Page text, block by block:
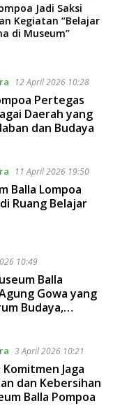
Jadi Saksi
Kegiatan “Belajar
di Museum”
12 April 2026 10:28
Pertegas
Daerah yang
dan Budaya
11 April 2026 19:50
Balla Lompoa
Ruang Belajar
10:49
Balla
Gowa yang
Budaya,
3 April 2026 10:21
Jaga
dan Kebersihan
Balla Pompoa